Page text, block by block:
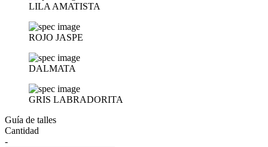
LILA AMATISTA
ROJO JASPE
DALMATA
GRIS LABRADORITA
Guía de talles
Cantidad
-